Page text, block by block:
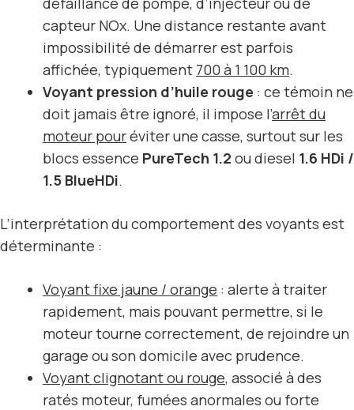
capteur NOx. Une distance restante avant
impossibilité de démarrer est parfois
affichée, typiquement 700 à 1 100 km.
Voyant pression d’huile rouge : ce témoin ne
doit jamais être ignoré, il impose l’arrêt du
moteur pouréviter une casse, surtout sur les
blocs essence PureTech 1.2 ou diesel 1.6 HDi /
1.5 BlueHDi.
L’interprétation du comportement des voyants est
déterminante :
Voyant fixe jaune / orange : alerte à traiter
rapidement, mais pouvant permettre, si le
moteur tourne correctement, de rejoindre un
garage ou son domicile avec prudence.
Voyant clignotant ou rouge, associé à des
ratés moteur, fumées anormales ou forte